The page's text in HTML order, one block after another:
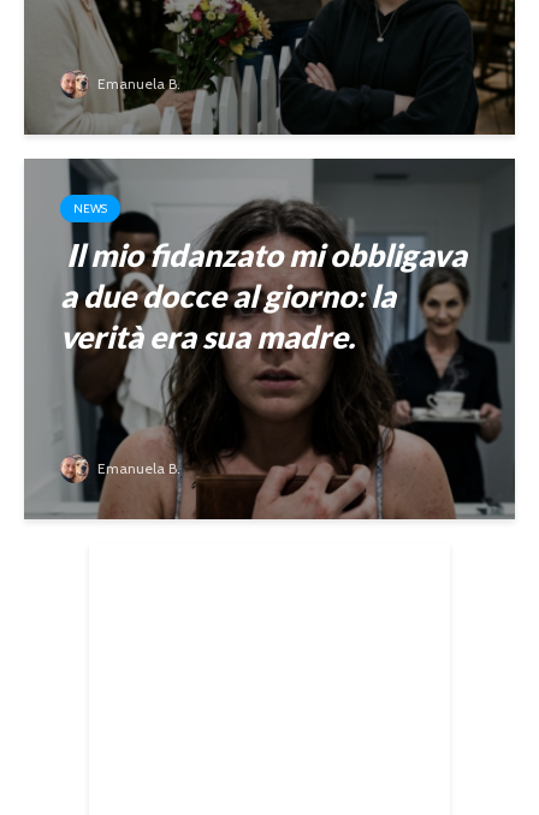
Emanuela B.
NEWS
Il mio fidanzato mi obbligava
a due docce al giorno: la
verità era sua madre.
Emanuela B.